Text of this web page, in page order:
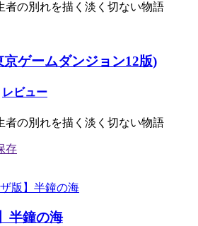
者の別れを描く淡く切ない物語
京ゲームダンジョン12版)
レビュー
者の別れを描く淡く切ない物語
半鐘の海